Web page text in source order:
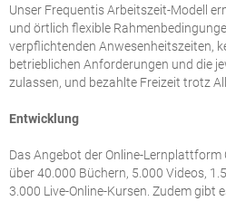
Unser Frequentis Arbeitszeit-Modell
und örtlich flexible
verpflichtenden Anwesenheitszeiten,
betrieblichen Anforderungen und die
zulassen, und bezahlte Freizeit trotz
Entwicklung
Das Angebot der Online-Lernplattform
über 40.000 Büchern, 5.000 Videos,
3.000 Live-Online-Kursen. Zudem gibt